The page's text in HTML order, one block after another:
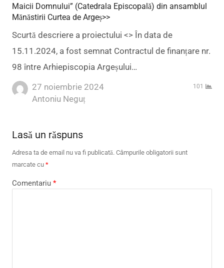
Maicii Domnului” (Catedrala Episcopală) din ansamblul
Mănăstirii Curtea de Argeș>>
Scurtă descriere a proiectului <> În data de
15.11.2024, a fost semnat Contractul de finanțare nr.
98 între Arhiepiscopia Argeșului…
27 noiembrie 2024
Author
Antoniu Neguț
101
Lasă un răspuns
Adresa ta de email nu va fi publicată. Câmpurile obligatorii sunt
marcate cu *
Comentariu *